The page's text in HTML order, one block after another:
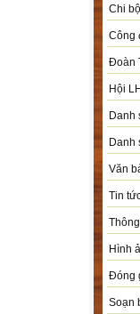
Chi
Công
Đoàn
Hội
Danh
Danh
Văn
Tin
Hình
Đóng
Soạn